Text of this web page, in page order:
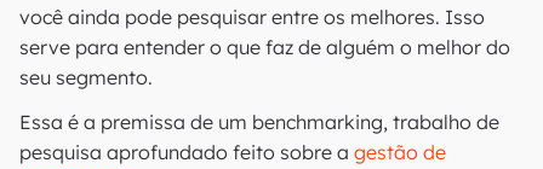
você ainda pode pesquisar entre os melhores. Isso
serve para entender o que faz de alguém o melhor do
seu segmento.
Essa é a premissa de um benchmarking, trabalho de
pesquisa aprofundado feito sobre a gestão de